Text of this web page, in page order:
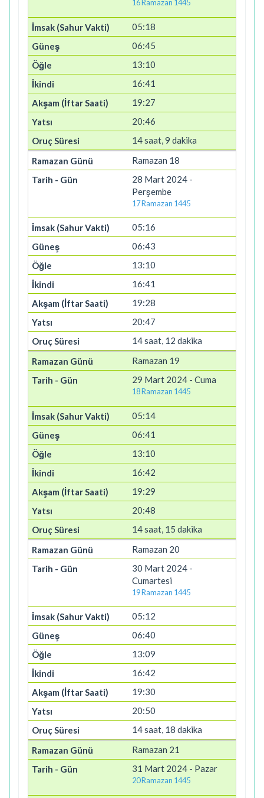
16 Ramazan 1445
05:18
06:45
13:10
16:41
19:27
20:46
14 saat, 9 dakika
Ramazan 18
28 Mart 2024 -
Perşembe
17 Ramazan 1445
05:16
06:43
13:10
16:41
19:28
20:47
14 saat, 12 dakika
Ramazan 19
29 Mart 2024 - Cuma
18 Ramazan 1445
05:14
06:41
13:10
16:42
19:29
20:48
14 saat, 15 dakika
Ramazan 20
30 Mart 2024 -
Cumartesi
19 Ramazan 1445
05:12
06:40
13:09
16:42
19:30
20:50
14 saat, 18 dakika
Ramazan 21
31 Mart 2024 - Pazar
20 Ramazan 1445